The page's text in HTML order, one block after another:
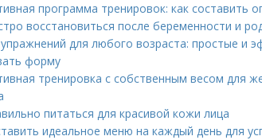
программа тренировок: как составить
восстановиться после беременности и
для любого возраста: простые и
форму
тренировка с собственным весом для
питаться для красивой кожи лица
идеальное меню на каждый день для